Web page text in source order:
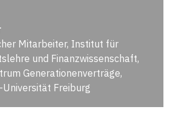
Mitarbeiter, Institut für
und Finanzwissenschaft,
Generationenverträge,
Freiburg